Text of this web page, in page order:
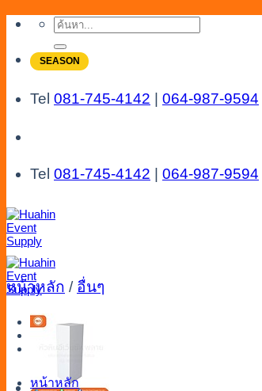
Skip
content
ค้นหา:
SEASON
Tel 081-745-4142 064-987-9594
Tel 081-745-4142 064-987-9594
Menu
หน้าหลัก
หน้าหลัก / อื่นๆ